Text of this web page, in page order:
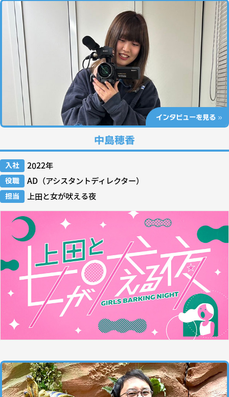
インタビューを見る
中島穂香
入社 2022年
役職 AD（アシスタントディレクター）
担当 上田と女が吠える夜